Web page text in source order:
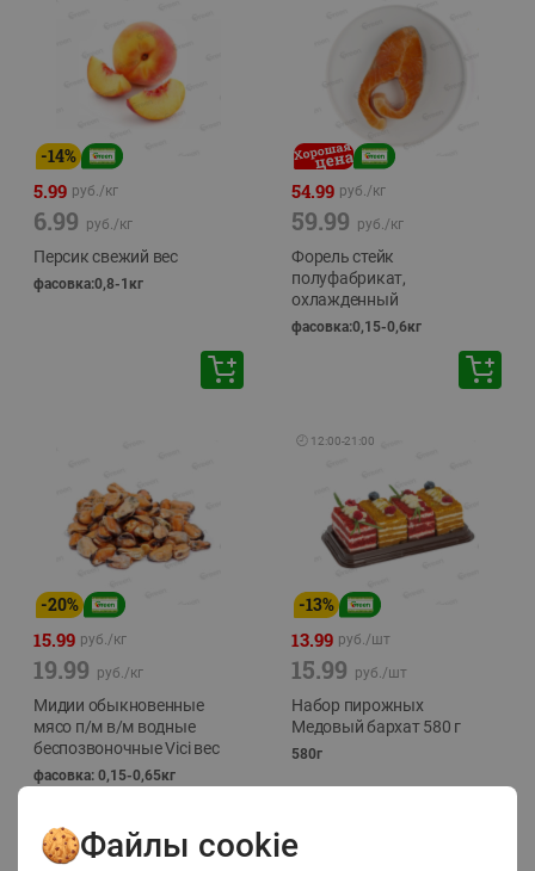
-14%
5.99 руб./кг
6.99 руб./кг
Персик свежий вес
фасовка:0,8-1кг
54.99 руб./кг
59.99 руб./кг
Форель стейк
полуфабрикат,
охлажденный
фасовка:0,15-0,6кг
-20%
15.99 руб./кг
19.99 руб./кг
Мидии обыкновенные
мясо п/м в/м водные
беспозвоночные Vici вес
фасовка: 0,15-0,65кг
🕘 12:00-21:00
-13%
13.99 руб./шт
15.99 руб./шт
Набор пирожных
Медовый бархат 580 г
580г
Файлы cookie